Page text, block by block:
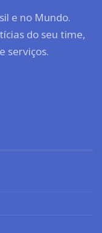
e no Mundo.
do seu time,
serviços.